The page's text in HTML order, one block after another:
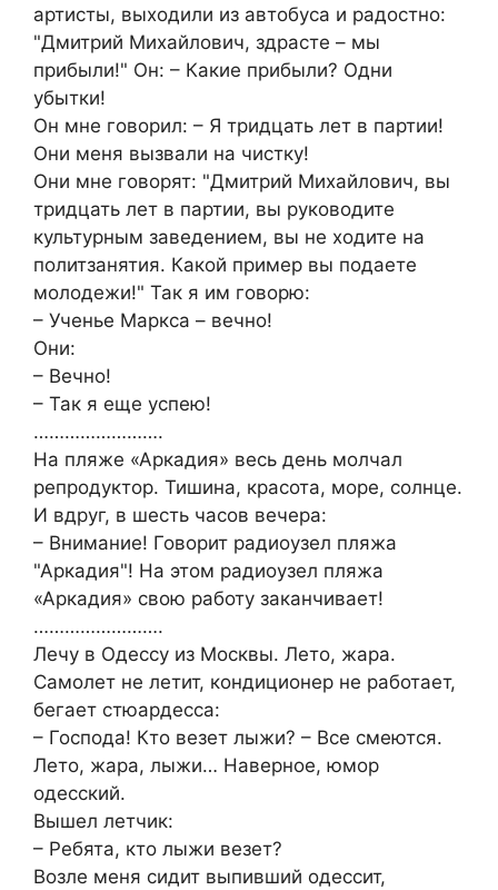
артисты, выходили из автобуса и радостно:
"Дмитрий Михайлович, здрасте – мы
прибыли!" Он: – Какие прибыли? Одни
убытки!
Он мне говорил: – Я тридцать лет в партии!
Они меня вызвали на чистку!
Они мне говорят: "Дмитрий Михайлович, вы
тридцать лет в партии, вы руководите
культурным заведением, вы не ходите на
политзанятия. Какой пример вы подаете
молодежи!" Так я им говорю:
– Ученье Маркса – вечно!
Они:
– Вечно!
– Так я еще успею!
…………………….
На пляже «Аркадия» весь день молчал
репродуктор. Тишина, красота, море, солнце.
И вдруг, в шесть часов вечера:
– Внимание! Говорит радиоузел пляжа
"Аркадия"! На этом радиоузел пляжа
«Аркадия» свою работу заканчивает!
…………………….
Лечу в Одессу из Москвы. Лето, жара.
Самолет не летит, кондиционер не работает,
бегает стюардесса:
– Господа! Кто везет лыжи? – Все смеются.
Лето, жара, лыжи… Наверное, юмор
одесский.
Вышел летчик:
– Ребята, кто лыжи везет?
Возле меня сидит выпивший одессит,